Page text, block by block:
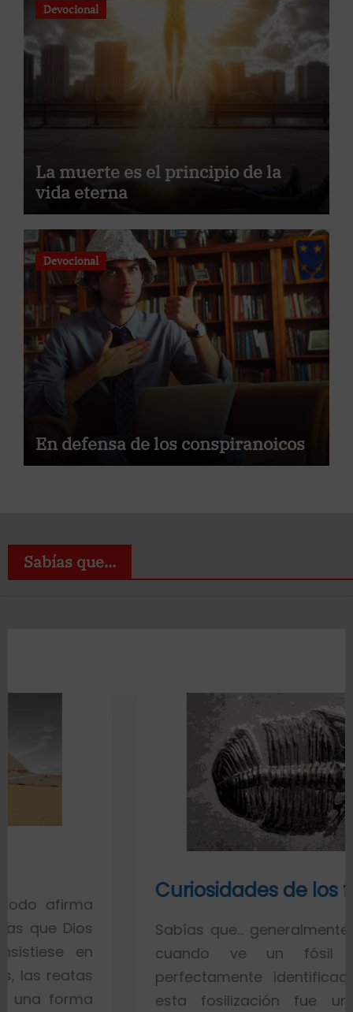
Devocional
La muerte es el principio de la
vida eterna
Devocional
En defensa de los conspiranoicos
Sabías que...
Curiosidades de los fósiles
Sabías que… generalmente toda la
cuando ve un fósil de un
perfectamente identificado piensa
esta fosilización fue un proceso